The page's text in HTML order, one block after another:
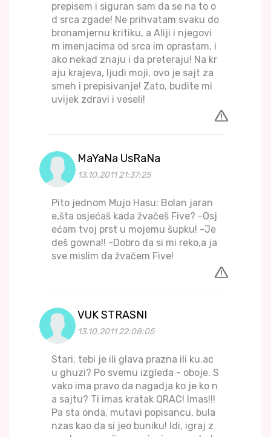
prepisem i siguran sam da se na to o
d srca zgade! Ne prihvatam svaku do
bronamjernu kritiku, a Aliji i njegovi
m imenjacima od srca im oprastam, i
ako nekad znaju i da preteraju! Na kr
aju krajeva, ljudi moji, ovo je sajt za
smeh i prepisivanje! Zato, budite mi
uvijek zdravi i veseli!
MaYaNa UsRaNa
13.10.2011 21:37:25
Pito jednom Mujo Hasu: Bolan jaran
e,šta osjećaš kada žvačeš Five? -Osj
ećam tvoj prst u mojemu šupku! -Je
deš gowna!! -Dobro da si mi reko,a ja
sve mislim da žvačem Five!
VUK STRASNI
13.10.2011 22:08:05
Stari, tebi je ili glava prazna ili ku.ac
u ghuzi? Po svemu izgleda - oboje. S
vako ima pravo da nagadja ko je ko n
a sajtu? Ti imas kratak QRAC! Imas!!!
Pa sta onda, mutavi popisancu, bula
nzas kao da si jeo buniku! Idi, igraj z